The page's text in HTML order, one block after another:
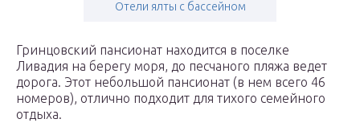
Отели ялты с бассейном
Гринцовский пансионат находится в поселке
Ливадия на берегу моря, до песчаного пляжа ведет
дорога. Этот небольшой пансионат (в нем всего 46
номеров), отлично подходит для тихого семейного
отдыха.